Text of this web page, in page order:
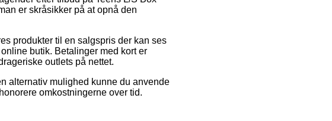
er skråsikker på at opnå den
produkter til en salgspris der kan ses
butik. Betalinger med kort er
outlets på nettet.
alternativ mulighed kunne du anvende
omkostningerne over tid.